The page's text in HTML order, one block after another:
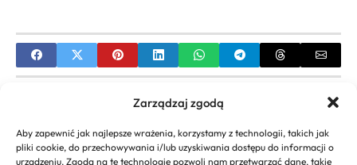
Zarządzaj zgodą
Aby zapewnić jak najlepsze wrażenia, korzystamy z technologii, takich jak
pliki cookie, do przechowywania i/lub uzyskiwania dostępu do informacji o
urządzeniu. Zgoda na te technologie pozwoli nam przetwarzać dane, takie
Fryzura Mullet Damski: Przewodnik, Inspiracje i
Stylizacje